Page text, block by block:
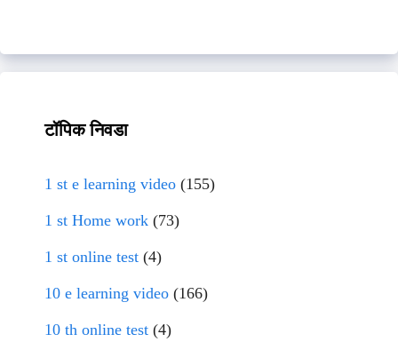
टॉपिक निवडा
1 st e learning video (155)
1 st Home work (73)
1 st online test (4)
10 e learning video (166)
10 th online test (4)